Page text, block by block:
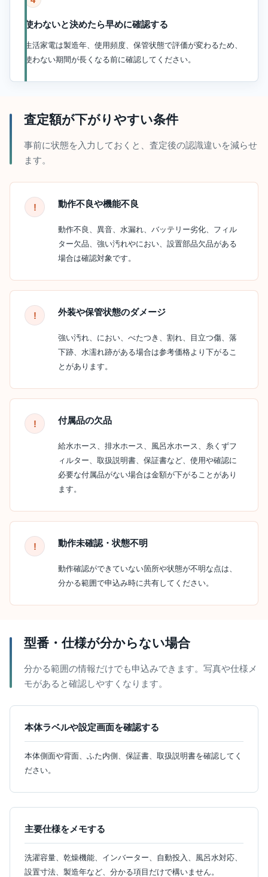
使わないと決めたら早めに確認する
生活家電は製造年、使用頻度、保管状態で評価が変わるため、
使わない期間が長くなる前に確認してください。
査定額が下がりやすい条件
事前に状態を入力しておくと、査定後の認識違いを減らせ
ます。
動作不良や機能不良
動作不良、異音、水漏れ、バッテリー劣化、フィル
ター欠品、強い汚れやにおい、設置部品欠品がある
場合は確認対象です。
外装や保管状態のダメージ
強い汚れ、におい、べたつき、割れ、目立つ傷、落
下跡、水濡れ跡がある場合は参考価格より下がるこ
とがあります。
付属品の欠品
給水ホース、排水ホース、風呂水ホース、糸くずフ
ィルター、取扱説明書、保証書など、使用や確認に
必要な付属品がない場合は金額が下がることがあり
ます。
動作未確認・状態不明
動作確認ができていない箇所や状態が不明な点は、
分かる範囲で申込み時に共有してください。
型番・仕様が分からない場合
分かる範囲の情報だけでも申込みできます。写真や仕様メ
モがあると確認しやすくなります。
本体ラベルや設定画面を確認する
本体側面や背面、ふた内側、保証書、取扱説明書を確認してく
ださい。
主要仕様をメモする
洗濯容量、乾燥機能、インバーター、自動投入、風呂水対応、
設置寸法、製造年など、分かる項目だけで構いません。